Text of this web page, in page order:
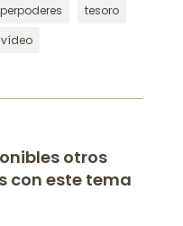
tesoro
vídeo
otros
con este tema